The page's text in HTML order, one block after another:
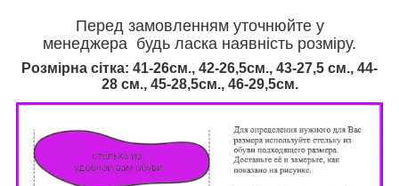
Перед замовленням уточнюйте у
менеджера будь ласка наявність розміру.
Розмірна сітка: 41-26см., 42-26,5см., 43-27,5 см., 44-
28 см., 45-28,5см., 46-29,5см.